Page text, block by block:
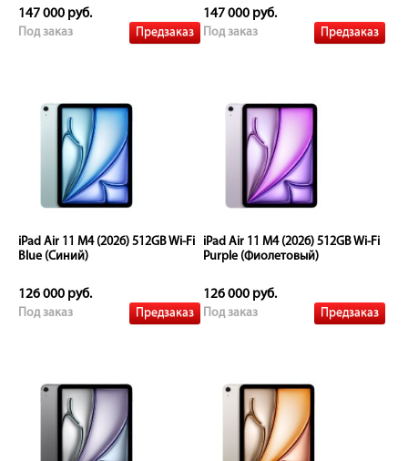
147 000 руб.
Под заказ Предзаказ
147 000 руб.
Под заказ Предзаказ
iPad Air 11 M4 (2026) 512GB Wi-Fi
Blue (Синий)
126 000 руб.
Под заказ Предзаказ
iPad Air 11 M4 (2026) 512GB Wi-Fi
Purple (Фиолетовый)
126 000 руб.
Под заказ Предзаказ